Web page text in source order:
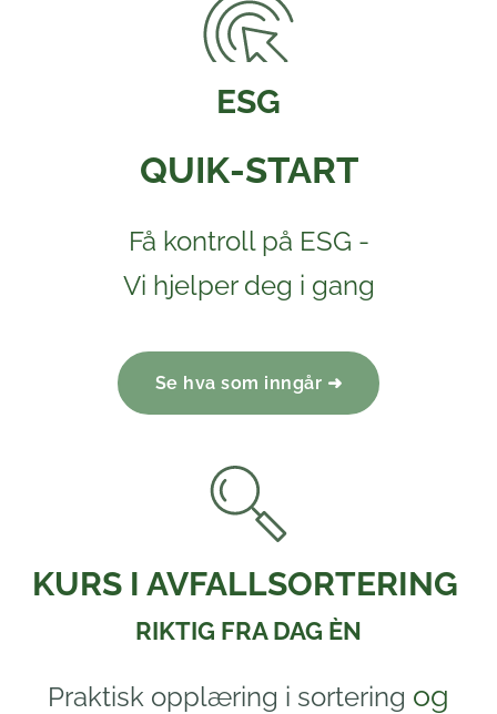
ESG
QUIK-START
Få kontroll på ESG -
Vi hjelper deg i gang
Se hva som inngår ➜
KURS I AVFALLSORTERING
RIKTIG FRA DAG ÈN
Praktisk opplæring i sortering og